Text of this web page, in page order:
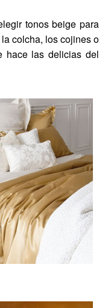
tonos beige para
colcha, los cojines o
hace las delicias del